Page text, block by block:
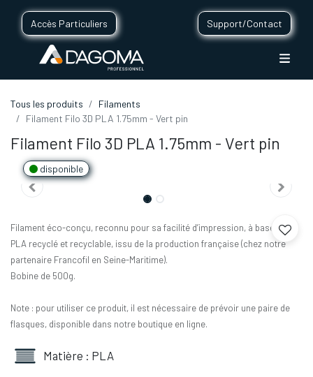
Accès Particuliers Support/Contact
Tous les produits
Filaments
Filament Filo 3D PLA 1.75mm - Vert pin
Filament Filo 3D PLA 1.75mm - Vert pin
disponible
Filament éco-conçu, reconnu pour sa facilité d’impression, à base de
PLA recyclé et recyclable, issu de la production française (chez notre
partenaire Francofil en Seine-Maritime).
Bobine de 500g.
Note : pour utiliser ce produit, il est nécessaire de prévoir une paire de
flasques, disponible dans notre boutique en ligne.
Matière : PLA